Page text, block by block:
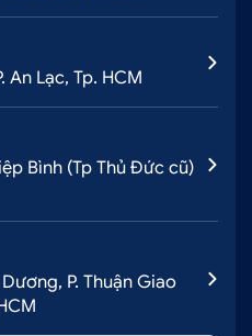
An Lạc, Tp. HCM
Bình (Tp Thủ Đức cũ)
P. Thuận Giao